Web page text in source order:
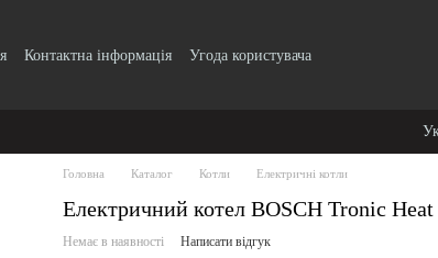
Контактна інформація Угода користувача
Головна Каталог Котли Електричні котли
Електричний котел BOSCH Tronic
Немає в наявності Написати відгук